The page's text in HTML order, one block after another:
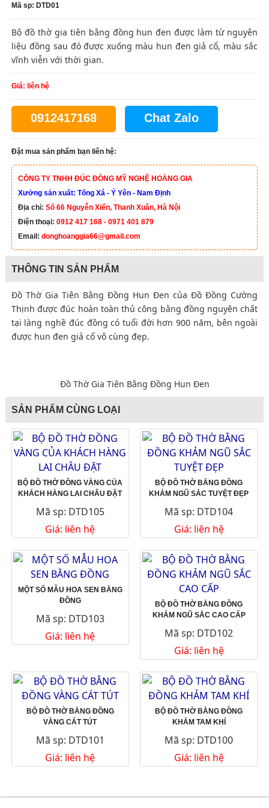
Mã sp: DTD01
Bộ đồ thờ gia tiên bằng đồng hun đen được làm từ nguyên
liệu đồng sau đó được xuống màu hun đen giả cổ, màu sắc
vĩnh viễn với thời gian.
Giá: liên hệ
0912417168 Chat Zalo
Đặt mua sản phẩm bạn liên hệ:
CÔNG TY TNHH ĐÚC ĐỒNG MỸ NGHỆ HOÀNG GIA
Xưởng sản xuất: Tống Xá - Ý Yên - Nam Định
Địa chỉ:Số 66 Nguyễn Xiển, Thanh Xuân, Hà Nội
Điện thoại:0912 417 168 - 0971 401 879
Email:donghoanggia66@gmail.com
THÔNG TIN SẢN PHẨM
Đồ Thờ Gia Tiên Bằng Đồng Hun Đen của Đồ Đồng Cường
Thịnh được đúc hoàn toàn thủ công bằng đồng nguyên chất
tại làng nghề đúc đồng có tuổi đời hơn 900 năm, bên ngoài
được hun đen giả cổ vô cùng đẹp.
Đồ Thờ Gia Tiên Bằng Đồng Hun Đen
SẢN PHẨM CÙNG LOẠI
BỘ ĐỒ THỜ ĐỒNG VÀNG CỦA
KHÁCH HÀNG LAI CHÂU ĐẶT
Mã sp: DTD105
Giá: liên hệ
BỘ ĐỒ THỜ BẰNG ĐỒNG
KHẢM NGŨ SẮC TUYỆT ĐẸP
Mã sp: DTD104
Giá: liên hệ
MỘT SỐ MẪU HOA SEN BẰNG
ĐỒNG
Mã sp: DTD103
Giá: liên hệ
BỘ ĐỒ THỜ BẰNG ĐỒNG
KHẢM NGŨ SẮC CAO CẤP
Mã sp: DTD102
Giá: liên hệ
BỘ ĐỒ THỜ BẰNG ĐỒNG
VÀNG CÁT TÚT
Mã sp: DTD101
Giá: liên hệ
BỘ ĐỒ THỜ BẰNG ĐỒNG
KHẢM TAM KHÍ
Mã sp: DTD100
Giá: liên hệ